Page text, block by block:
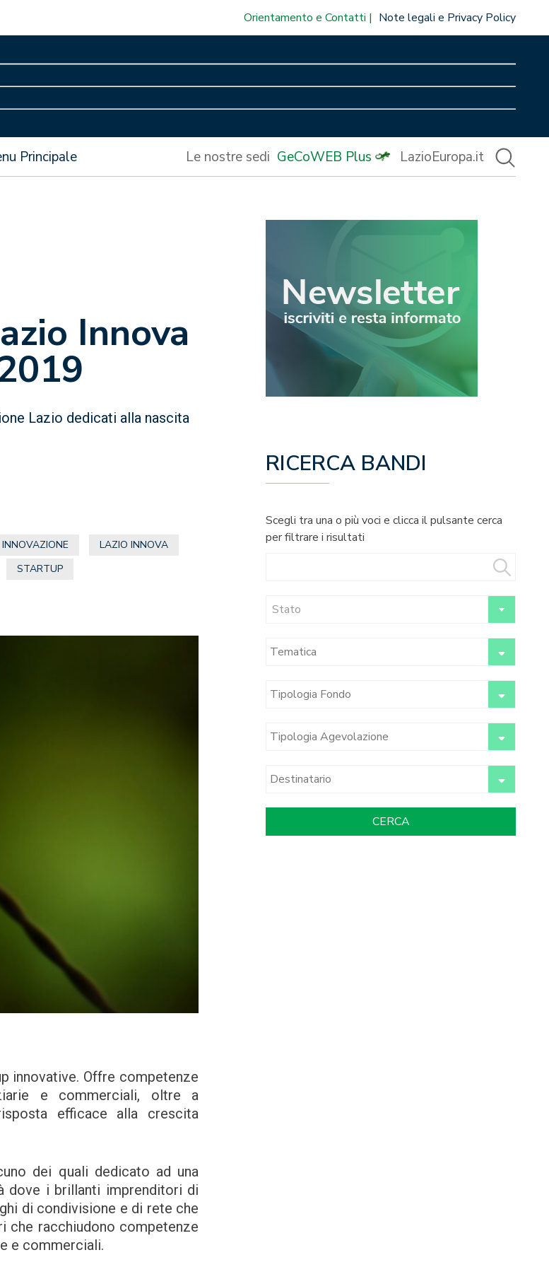
Orientamento e Contatti Note legali e Privacy Policy
Principale Le nostre sedi GeCoWEB Plus LazioEuropa.it
Innova
Lazio dedicati alla nascita
INNOVAZIONE
LAZIO INNOVA
STARTUP
innovative. Offre competenze
e commerciali, oltre a
efficace alla crescita
dei quali dedicato ad una
dove i brillanti imprenditori di
di condivisione e di rete che
che racchiudono competenze
e commerciali.
RICERCA BANDI
Scegli tra una o più voci e clicca il pulsante cerca
per filtrare i risultati
Stato